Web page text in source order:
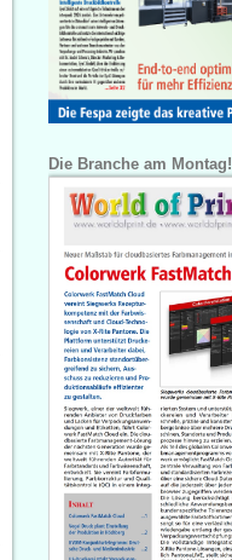
Die Branche am Montag!